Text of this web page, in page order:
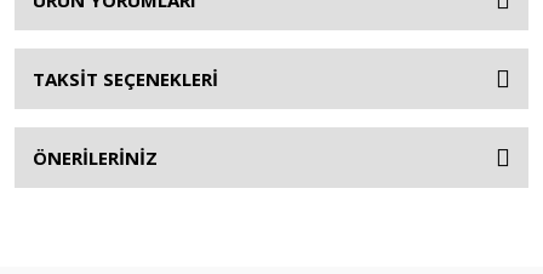
TAKSİT SEÇENEKLERİ
ÖNERİLERİNİZ